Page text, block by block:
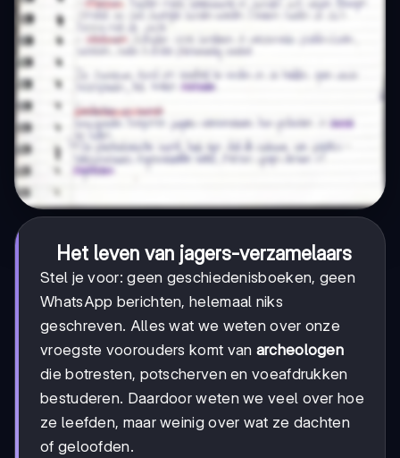
Het leven van jagers-verzamelaars
Stel je voor: geen geschiedenisboeken, geen
WhatsApp berichten, helemaal niks
geschreven. Alles wat we weten over onze
vroegste voorouders komt van archeologen
die botresten, potscherven en voeafdrukken
bestuderen. Daardoor weten we veel over hoe
ze leefden, maar weinig over wat ze dachten
of geloofden.